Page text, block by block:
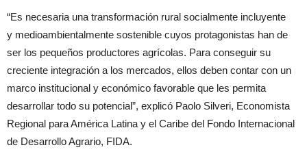
“Es necesaria una transformación rural socialmente incluyente
y medioambientalmente sostenible cuyos protagonistas han de
ser los pequeños productores agrícolas. Para conseguir su
creciente integración a los mercados, ellos deben contar con un
marco institucional y económico favorable que les permita
desarrollar todo su potencial”, explicó Paolo Silveri, Economista
Regional para América Latina y el Caribe del Fondo Internacional
de Desarrollo Agrario, FIDA.